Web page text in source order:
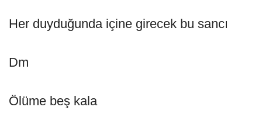
Her duyduğunda içine girecek bu sancı
Dm
Ölüme beş kala